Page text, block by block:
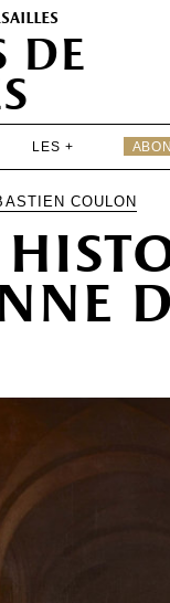
de
LES +
COULON